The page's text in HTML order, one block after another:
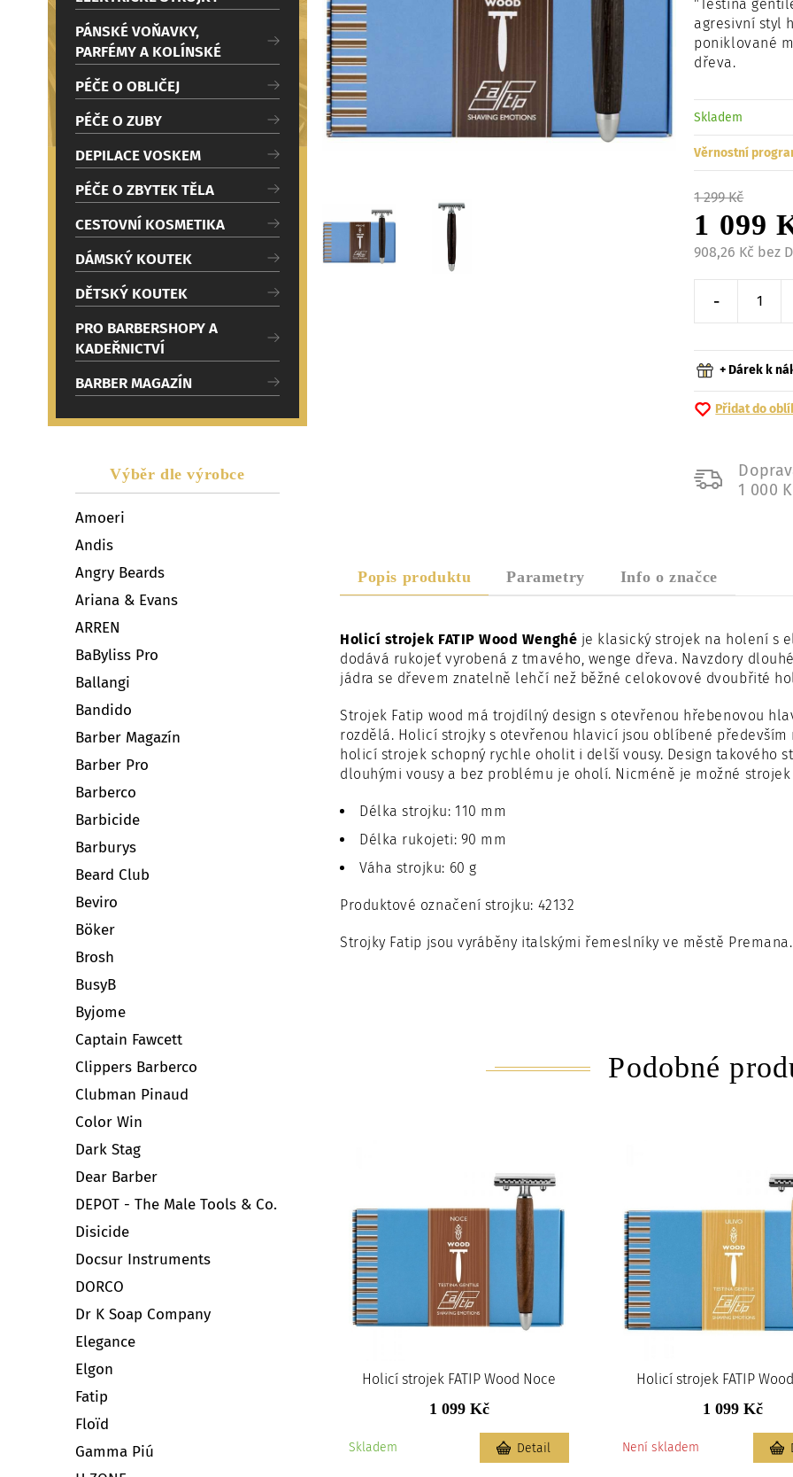
PÁNSKÉ VOŇAVKY,
PARFÉMY A KOLÍNSKÉ
PÉČE O OBLIČEJ
PÉČE O ZUBY
DEPILACE VOSKEM
PÉČE O ZBYTEK TĚLA
CESTOVNÍ KOSMETIKA
DÁMSKÝ KOUTEK
DĚTSKÝ KOUTEK
PRO BARBERSHOPY A
KADEŘNICTVÍ
BARBER MAGAZÍN
Výběr dle výrobce
Amoeri
Andis
Angry Beards
Ariana & Evans
ARREN
BaByliss Pro
Ballangi
Bandido
Barber Magazín
Barber Pro
Barberco
Barbicide
Barburys
Beard Club
Beviro
Böker
Brosh
BusyB
Byjome
Captain Fawcett
Clippers Barberco
Clubman Pinaud
Color Win
Dark Stag
Dear Barber
DEPOT - The Male Tools & Co.
Disicide
Docsur Instruments
DORCO
Dr K Soap Company
Elegance
Elgon
Fatip
Floïd
Gamma Piú
Načítám
"Testina
agresivní styl
poniklované
dřeva.
Skladem
Věrnostní
1 299 Kč
1 099
908,26 Kč bez
Snížit o
-
+ Dárek k
Přidat do
1 000
Popis produktu Parametry Info o značce
Holicí strojek FATIP Wood Wenghé je klasický strojek na holení s
dodává rukojeť vyrobená z tmavého, wenge dřeva. Navzdory
jádra se dřevem znatelně lehčí než běžné celokovové dvoubřité
Strojek Fatip wood má trojdílný design s otevřenou hřebenovou
rozdělá. Holicí strojky s otevřenou hlavicí jsou oblíbené
holicí strojek schopný rychle oholit i delší vousy. Design takového
dlouhými vousy a bez problému je oholí. Nicméně je možné
Délka strojku: 110 mm
Délka rukojeti: 90 mm
Váha strojku: 60 g
Produktové označení strojku: 42132
Strojky Fatip jsou vyráběny italskými řemeslníky ve městě Premana.
Podobné
Holicí strojek FATIP Wood Noce
1 099 Kč
Skladem Detail
Holicí strojek FATIP
1 099 Kč
Není skladem